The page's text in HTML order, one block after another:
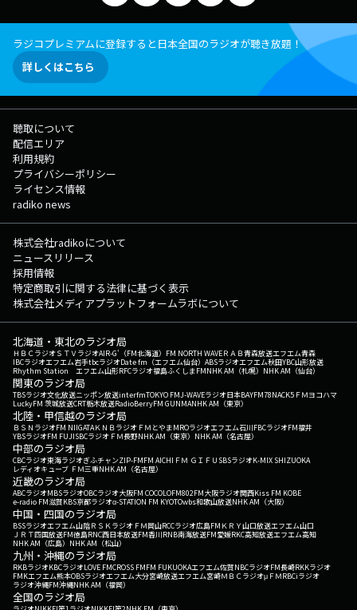
ラジコプレミアムに登録すると日本全国のラジオが聴き放題！
詳しくはこちら
聴取について
配信エリア
利用規約
プライバシーポリシー
ライセンス情報
radiko news
株式会社radikoについて
ニュースリリース
採用情報
特定商取引に関する法律に基づく表示
株式会社メディアプラットフォームラボについて
北海道・東北のラジオ局
ＨＢＣラジオＳＴＶラジオAIR-G'（FM北海道） FM NORTH WAVEＲＡＢ青森放送エフエム青森
IBCラジオエフエム岩手tbcラジオDate fm（エフエム仙台） ABSラジオエフエム秋田YBC山形放送
Rhythm Station エフエム山形RFCラジオ福島ふくしまFMNHK AM（札幌） NHK AM（仙台）
関東のラジオ局
TBSラジオ文化放送ニッポン放送interfmTOKYO FMJ-WAVEラジオ日本BAYFM78NACK5 ＦＭヨコハマ
LuckyFM 茨城放送CRT栃木放送RadioBerryFM GUNMANHK AM（東京）
北陸・甲信越のラジオ局
ＢＳＮラジオFM NIIGATAＫＮＢラジオ ＦＭとやまMROラジオエフエム石川FBCラジオFM福井
YBSラジオFM FUJISBCラジオ ＦＭ長野NHK AM（東京） NHK AM（名古屋）
中部のラジオ局
CBCラジオ東海ラジオぎふチャンZIP-FMFM AICHI ＦＭ ＧＩＦＵ SBSラジオK-MIX SHIZUOKA
レディオキューブ ＦＭ三重NHK AM（名古屋）
近畿のラジオ局
ABCラジオMBSラジオOBCラジオ大阪FM COCOLOFM802FM大阪ラジオ関西Kiss FM KOBE
e-radio FM滋賀KBS京都ラジオα-STATION FM KYOTOwbs和歌山放送NHK AM（大阪）
中国・四国のラジオ局
BSSラジオエフエム山陰ＲＳＫラジオ ＦＭ岡山RCCラジオ広島FM ＫＲＹ山口放送エフエム山口
ＪＲＴ四国放送FM徳島RNC西日本放送FM香川RNB南海放送FM愛媛RKC高知放送エフエム高知
NHK AM（広島） NHK AM（松山）
九州・沖縄のラジオ局
RKBラジオKBCラジオLOVE FMCROSS FMFM FUKUOKAエフエム佐賀NBCラジオFM長崎RKKラジオ
FMKエフエム熊本OBSラジオエフエム大分宮崎放送エフエム宮崎ＭＢＣラジオμＦＭRBCiラジオ
ラジオ沖縄FM沖縄NHK AM（福岡）
全国のラジオ局